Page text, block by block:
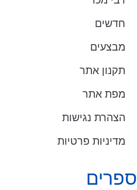
חדשים
מבצעים
תקנון אתר
מפת אתר
הצהרת נגישות
מדיניות פרטיות
ספרים